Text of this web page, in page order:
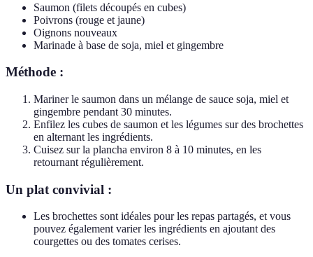
Saumon (filets découpés en cubes)
Poivrons (rouge et jaune)
Oignons nouveaux
Marinade à base de soja, miel et gingembre
Méthode :
Mariner le saumon dans un mélange de sauce soja, miel et
gingembre pendant 30 minutes.
Enfilez les cubes de saumon et les légumes sur des brochettes
en alternant les ingrédients.
Cuisez sur la plancha environ 8 à 10 minutes, en les
retournant régulièrement.
Un plat convivial :
Les brochettes sont idéales pour les repas partagés, et vous
pouvez également varier les ingrédients en ajoutant des
courgettes ou des tomates cerises.